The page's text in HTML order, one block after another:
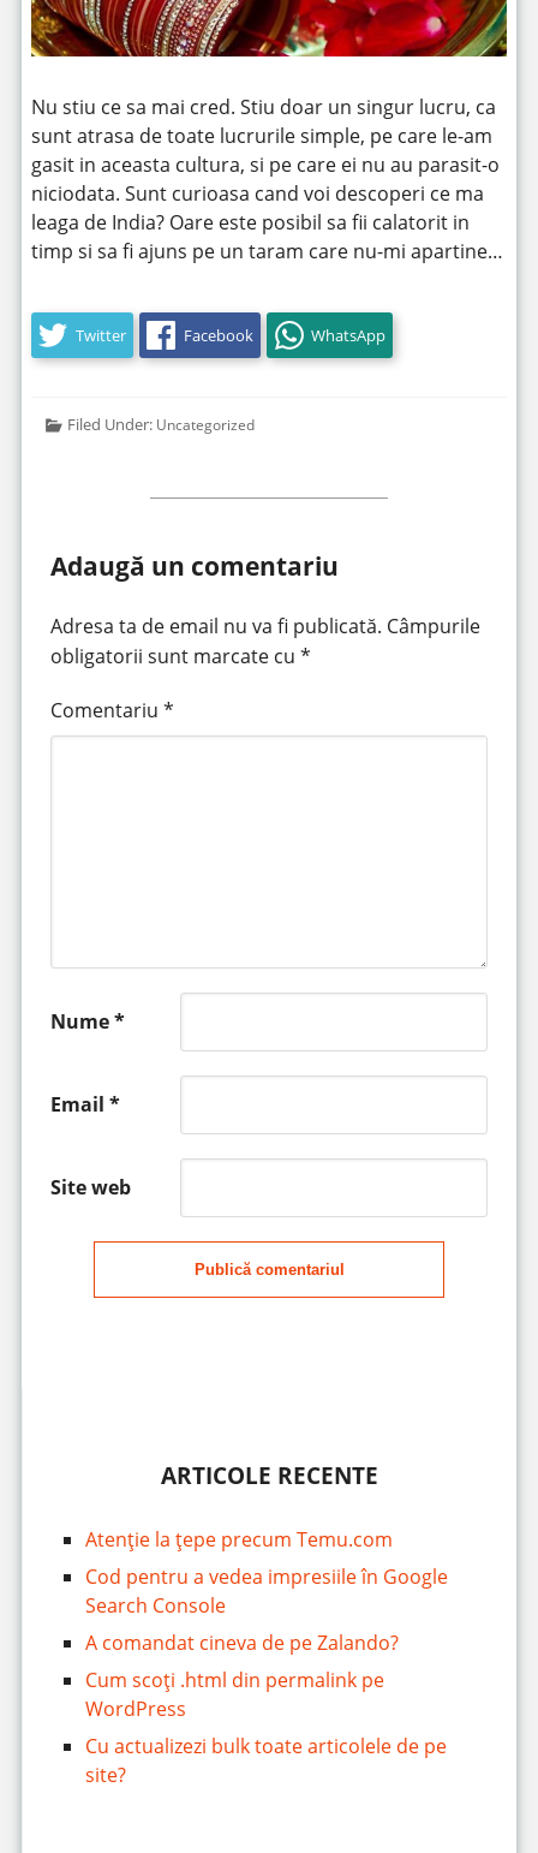
Nu stiu ce sa mai cred. Stiu doar un singur lucru, ca
sunt atrasa de toate lucrurile simple, pe care le-am
gasit in aceasta cultura, si pe care ei nu au parasit-o
niciodata. Sunt curioasa cand voi descoperi ce ma
leaga de India? Oare este posibil sa fii calatorit in
timp si sa fi ajuns pe un taram care nu-mi apartine…
Twitter Facebook WhatsApp
Filed Under: Uncategorized
Adaugă un comentariu
Adresa ta de email nu va fi publicată. Câmpurile
obligatorii sunt marcate cu *
Comentariu *
Nume*
Email *
Site web
Publică comentariul
ARTICOLE RECENTE
Atenție la țepe precum Temu.com
Cod pentru a vedea impresiile în Google
Search Console
A comandat cineva de pe Zalando?
Cum scoți .html din permalink pe
WordPress
Cu actualizezi bulk toate articolele de pe
site?